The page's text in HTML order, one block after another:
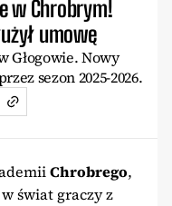
w Chrobrym!
umowę
Głogowie. Nowy
sezon 2025-2026.
Chrobrego,
świat graczy z